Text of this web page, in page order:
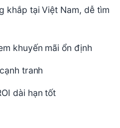
khắp tại Việt Nam, dễ tìm
khuyến mãi ổn định
tranh
dài hạn tốt